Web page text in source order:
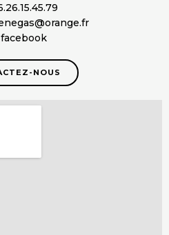
facebook
NOUS